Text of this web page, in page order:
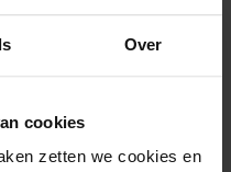
Over
cookies
zetten we cookies en